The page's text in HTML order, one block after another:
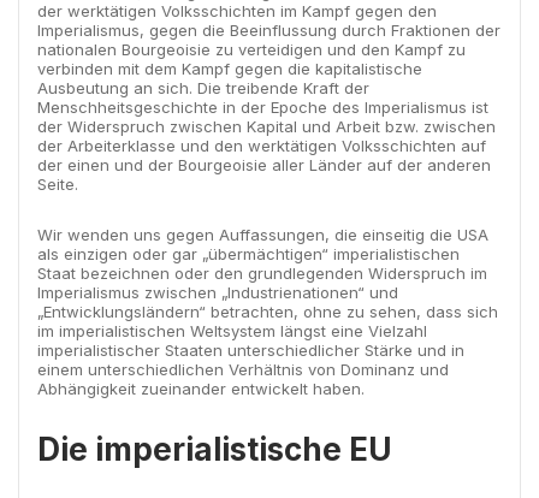
der werktätigen Volksschichten im Kampf gegen den
Imperialismus, gegen die Beeinflussung durch Fraktionen der
nationalen Bourgeoisie zu verteidigen und den Kampf zu
verbinden mit dem Kampf gegen die kapitalistische
Ausbeutung an sich. Die treibende Kraft der
Menschheitsgeschichte in der Epoche des Imperialismus ist
der Widerspruch zwischen Kapital und Arbeit bzw. zwischen
der Arbeiterklasse und den werktätigen Volksschichten auf
der einen und der Bourgeoisie aller Länder auf der anderen
Seite.
Wir wenden uns gegen Auffassungen, die einseitig die USA
als einzigen oder gar „übermächtigen“ imperialistischen
Staat bezeichnen oder den grundlegenden Widerspruch im
Imperialismus zwischen „Industrienationen“ und
„Entwicklungsländern“ betrachten, ohne zu sehen, dass sich
im imperialistischen Weltsystem längst eine Vielzahl
imperialistischer Staaten unterschiedlicher Stärke und in
einem unterschiedlichen Verhältnis von Dominanz und
Abhängigkeit zueinander entwickelt haben.
Die imperialistische EU